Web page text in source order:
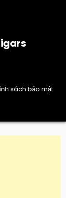
sách bảo mật